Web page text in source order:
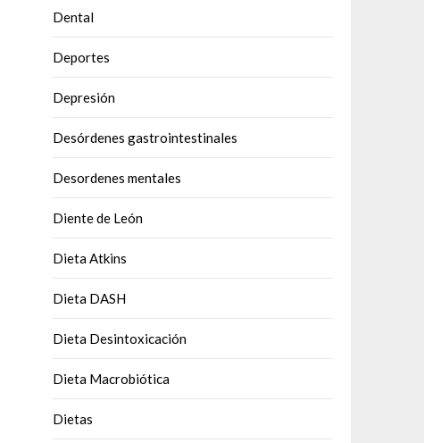
Dental
Deportes
Depresión
Desórdenes gastrointestinales
Desordenes mentales
Diente de León
Dieta Atkins
Dieta DASH
Dieta Desintoxicación
Dieta Macrobiótica
Dietas